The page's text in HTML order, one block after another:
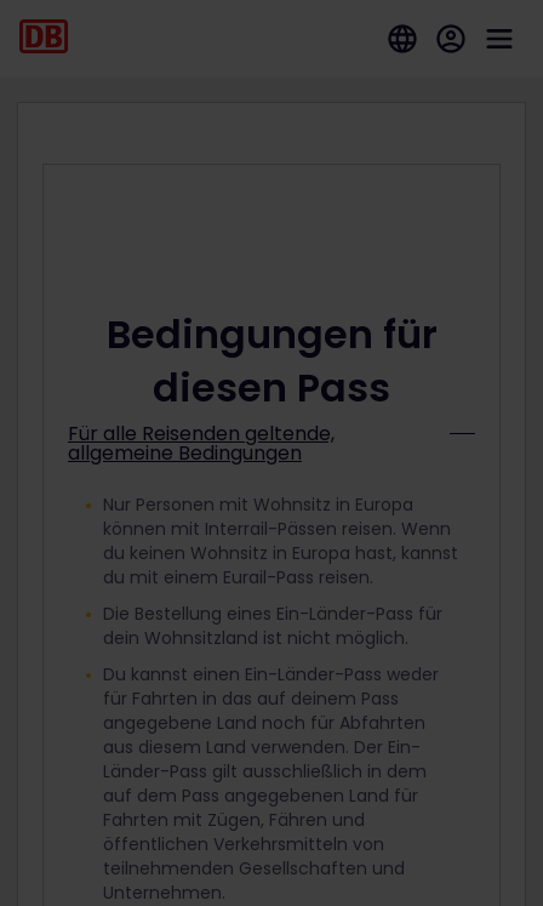
Bedingungen für
diesen Pass
Für alle Reisenden geltende,
allgemeine Bedingungen
Nur Personen mit Wohnsitz in Europa
können mit Interrail-Pässen reisen. Wenn
du keinen Wohnsitz in Europa hast, kannst
du mit einem Eurail-Pass reisen.
Die Bestellung eines Ein-Länder-Pass für
dein Wohnsitzland ist nicht möglich.
Du kannst einen Ein-Länder-Pass weder
für Fahrten in das auf deinem Pass
angegebene Land noch für Abfahrten
aus diesem Land verwenden. Der Ein-
Länder-Pass gilt ausschließlich in dem
auf dem Pass angegebenen Land für
Fahrten mit Zügen, Fähren und
öffentlichen Verkehrsmitteln von
teilnehmenden Gesellschaften und
Unternehmen.